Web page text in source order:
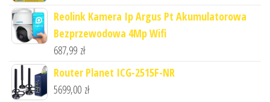
Reolink Kamera Ip Argus Pt Akumulatorowa
Bezprzewodowa 4Mp Wifi
687,99 zł
Router Planet ICG-2515F-NR
5699,00 zł